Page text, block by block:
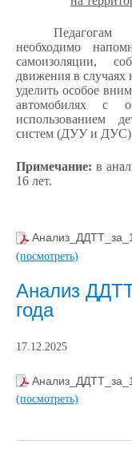
Педагогам
необходимо
самоизоляции,
движения в случаях
уделить особое
автомобилях с
использованием
систем (ДУУ и
Примечание: в
16 лет.
(посмотреть)
Анализ
года
17.12.2025
(посмотреть)